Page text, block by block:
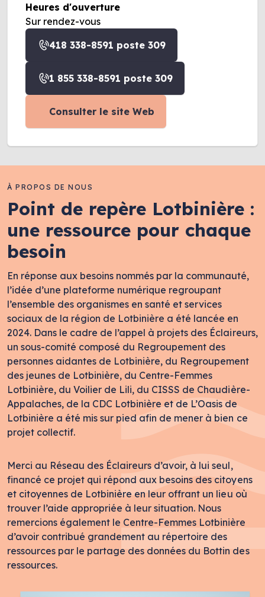
Heures d'ouverture
Sur rendez-vous
418 338-8591 poste 309
1 855 338-8591 poste 309
Consulter le site Web
À PROPOS DE NOUS
Point de repère Lotbinière :
une ressource pour chaque
besoin
En réponse aux besoins nommés par la communauté,
l’idée d’une plateforme numérique regroupant
l’ensemble des organismes en santé et services
sociaux de la région de Lotbinière a été lancée en
2024. Dans le cadre de l’appel à projets des Éclaireurs,
un sous-comité composé du Regroupement des
personnes aidantes de Lotbinière, du Regroupement
des jeunes de Lotbinière, du Centre-Femmes
Lotbinière, du Voilier de Lili, du CISSS de Chaudière-
Appalaches, de la CDC Lotbinière et de L’Oasis de
Lotbinière a été mis sur pied afin de mener à bien ce
projet collectif.
Merci au Réseau des Éclaireurs d’avoir, à lui seul,
financé ce projet qui répond aux besoins des citoyens
et citoyennes de Lotbinière en leur offrant un lieu où
trouver l’aide appropriée à leur situation. Nous
remercions également le Centre-Femmes Lotbinière
d’avoir contribué grandement au répertoire des
ressources par le partage des données du Bottin des
ressources.